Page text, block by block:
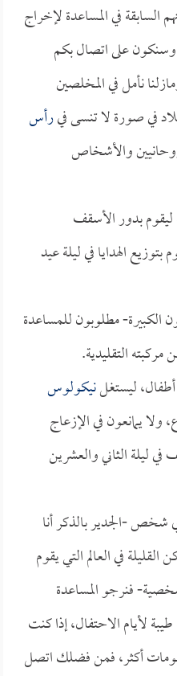
في المساعدة لإخراج
وسنكون على اتصال بكم
نأمل في المخلصين
في صورة لا تنسى فيرأس
والأشخاص
بدور الأسقف
بتوزيع الهدايا في ليلة عيد
الكبيرة- مطلوبون للمساعدة
مركبته التقليدية.
ليستغلنيكولوس
ولا يمانعون في الإزعاج
ليلة الثاني والعشرين
شخص -الجدير بالذكر أنا
القليلة في العالم التي يقوم
فنرجو المساعدة
لأيام الاحتفال، إذا كنت
أكثر، فمن فضلك اتصل